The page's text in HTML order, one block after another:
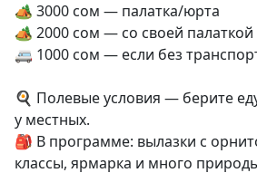
🏕 3000 сом — палатка/юрта
🏕 2000 сом — со своей палаткой
🚐 1000 сом — если без
🍳 Полевые условия — берите
у местных.
🎒 В программе: вылазки с
классы, ярмарка и много